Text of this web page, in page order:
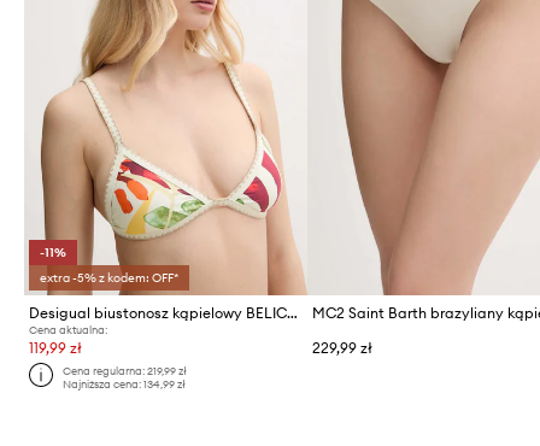
-11%
extra -5% z kodem: OFF*
Desigual biustonosz kąpielowy BELICE TOP
Cena aktualna:
119,99 zł
Cena regularna:219,99 zł
Najniższa cena:134,99 zł
MC2 Saint Barth brazyliany
229,99 zł